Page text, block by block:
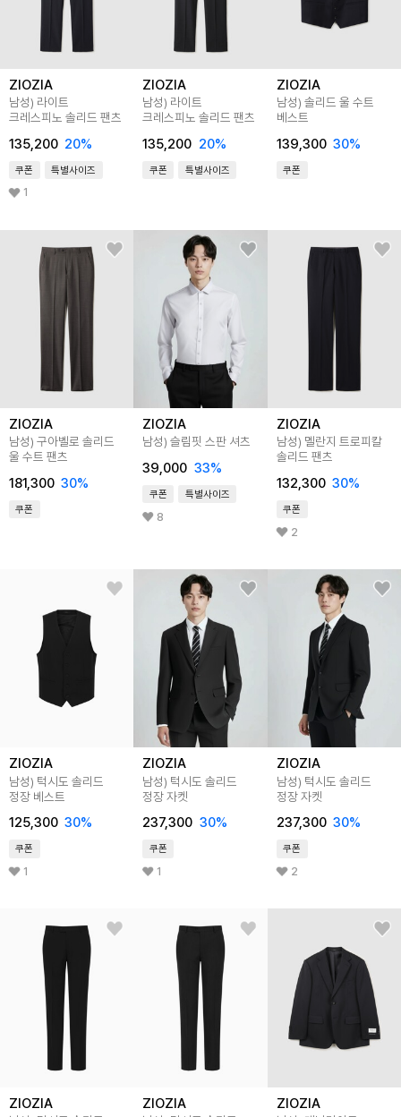
ZIOZIA
남성) 라이트
크레스피노 솔리드 팬츠
135,200 20%
쿠폰 특별사이즈
1
ZIOZIA
남성) 라이트
크레스피노 솔리드 팬츠
135,200 20%
쿠폰 특별사이즈
ZIOZIA
남성) 솔리드 울 수트
베스트
139,300 30%
쿠폰
ZIOZIA
남성) 구아벨로 솔리드
울 수트 팬츠
181,300 30%
쿠폰
ZIOZIA
남성) 슬림핏 스판 셔츠
39,000 33%
쿠폰 특별사이즈
8
ZIOZIA
남성) 멜란지 트로피칼
솔리드 팬츠
132,300 30%
쿠폰
2
ZIOZIA
남성) 턱시도 솔리드
정장 베스트
125,300 30%
쿠폰
1
ZIOZIA
남성) 턱시도 솔리드
정장 자켓
237,300 30%
쿠폰
1
ZIOZIA
남성) 턱시도 솔리드
정장 자켓
237,300 30%
쿠폰
2
ZIOZIA ZIOZIA ZIOZIA